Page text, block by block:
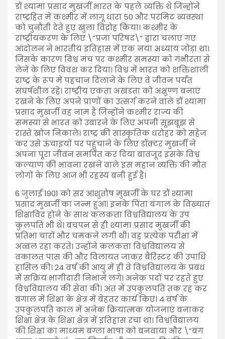
डॉ श्यामा प्रसाद मुखर्जी भारत के पहले व्यक्ति थे जिन्होंने
राष्ट्रहित में कश्मीर में लागू धारा 50 और परमिट व्यवस्था
को चुनौती देते हुए खुला विद्रोह किया। कश्मीर के
राष्ट्रीयकरण के लिए \”प्रजा परिषद\” द्वारा चलाए गए
आंदोलन ने भारतीय इतिहास में एक नया अध्याय जोड़ा था।
जिसके कारण विश्व मंच पर कश्मीर समस्या को गंभीरता से
लेने के लिए विवश कर दिया। विश्व में भारत को शक्तिशाली
राष्ट्र के रूप में पहचान दिलाने के लिए वे जीवन पर्यंत
संघर्षशील रहे। राष्ट्रीय एकता अखंडता को अक्षुण्ण बनाएं
रखने के लिए अपने प्राणों का उत्सर्ग करने वाले डॉ श्यामा
प्रसाद मुखर्जी वह नाम है जिन्होंने कश्मीर राज्य की
समस्या से भारत को उबारने के लिए अपनी सूझबूझ से
रास्ते खोज निकाले। राष्ट्र की सांस्कृतिक धरोहर को सहेज
कर उसे ऊंचाइयों पर पहुंचाने के लिए डॉक्टर मुखर्जी ने
अपना पूरा जीवन समर्पित कर दिया बावजूद इसके विश्व
कल्याण की भावना रखने वाले इस महान व्यक्ति की मौत
लोगों के लिए आज भी रहस्य बनी हुई है।
6 जुलाई 1901 को सर आशुतोष मुखर्जी के घर डॉ श्यामा
प्रसाद मुखर्जी का जन्म हुआ। इनके पिता बंगाल के विख्यात
शिक्षाविद होने के साथ कलकत्ता विश्वविद्यालय के उप
कुलपति भी थे। बचपन से ही श्यामा प्रसाद मुखर्जी की
प्रतिभा चारों और चमकने लगी थी। वह प्रत्येक परीक्षा में
अव्वल रहा करते। उन्होंने कलकत्ता विश्वविद्यालय से
वकालत पास की और विलायत जाकर बैरिस्टर की उपाधि
हासिल की। 24 वर्ष की आयु में ही वे विश्वविद्यालय के प्रबंध
में सक्रिय भागीदारी निभाने लगे। अनेक पदों पर रहते हुए
विश्वविद्यालय की सेवा की। अंत में उपकुलपति तक रह कर
बंगाल में शिक्षा के क्षेत्र में बेहतर कार्य किए। 4 वर्ष के
उपकुलपति काल में अनेक क्रियात्मक योजनाएं बनाकर
शिक्षा क्षेत्र के शिक्षा क्षेत्र में इतिहास रचा था। विश्वविद्यालय
की शिक्षा का माध्यम बंग्ला भाषा को बनवाया और \”बंग